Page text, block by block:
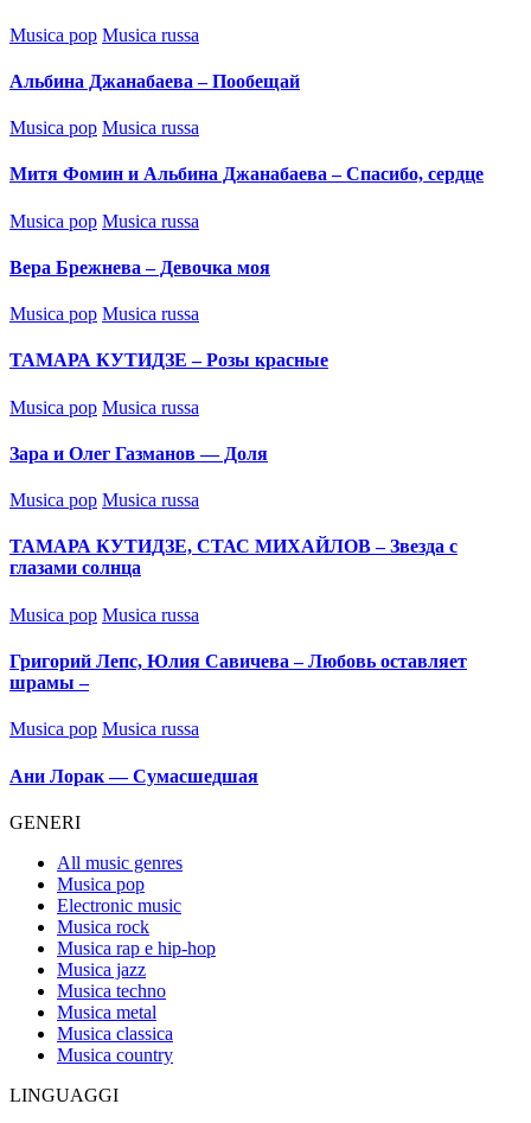
Posted
Musica pop Musica russa
Альбина Джанабаева – Пообещай
Posted
Musica pop Musica russa
Митя Фомин и Альбина Джанабаева – Спасибо, сердце
Posted
Musica pop Musica russa
Вера Брежнева – Девочка моя
Posted
Musica pop Musica russa
ТАМАРА КУТИДЗЕ – Розы красные
Posted
Musica pop Musica russa
Зара и Олег Газманов — Доля
Posted
Musica pop Musica russa
ТАМАРА КУТИДЗЕ, СТАС МИХАЙЛОВ – Звезда с
глазами солнца
Posted
Musica pop Musica russa
Григорий Лепс, Юлия Савичева – Любовь оставляет
шрамы –
Posted
Musica pop Musica russa
Ани Лорак — Сумасшедшая
GENERI
All music genres
Musica pop
Electronic music
Musica rock
Musica rap e hip-hop
Musica jazz
Musica techno
Musica metal
Musica classica
Musica country
LINGUAGGI